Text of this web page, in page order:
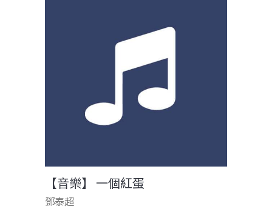
【音樂】 一個紅蛋
鄧泰超